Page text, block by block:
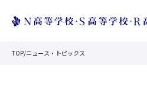
TOP/ニュース・トピックス